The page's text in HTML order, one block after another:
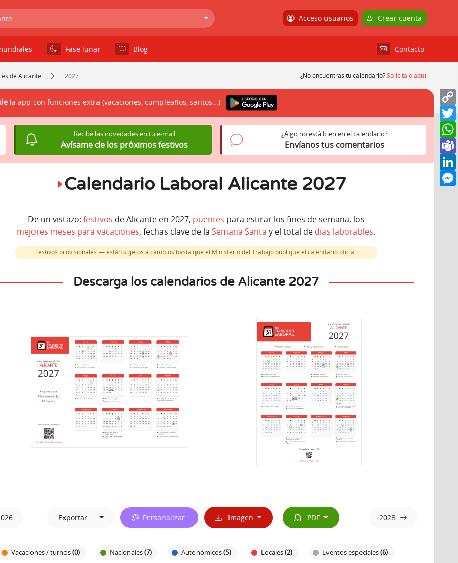
Acceso usuarios Crear cuenta
Fase lunar Blog Contacto
de Alicante 2027 ¿No encuentras tu calendario?Solicítalo aquí
Calendario Laboral Alicante 2027
De un vistazo: festivos de Alicante en 2027, puentes para estirar los fines de semana, los
mejores meses para vacaciones, fechas clave de la Semana Santa y el total de días laborables.
Festivos provisionales — están sujetos a cambios hasta que el Ministerio del Trabajo publique el calendario oficial.
Descarga los calendarios de Alicante 2027
Exportar ... Personalizar Imagen PDF 2028
Vacaciones / turnos(0) Nacionales(7) Autonómicos(5) Locales(2) Eventos especiales(6)
Fiesta Nacional Española
Festivo nacional
Inmaculada Concepción
Festivo nacional
Recibe las novedades en tu e-mail
Avísame de los próximos festivos
¿Algo no está bien en el calendario?
Envíanos tus comentarios
la app con funciones extra (vacaciones, cumpleaños, santos...)